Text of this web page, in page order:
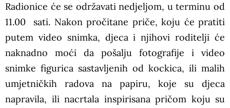
Radionice će se održavati nedjeljom, u terminu od
11.00 sati. Nakon pročitane priče, koju će pratiti
putem video snimka, djeca i njihovi roditelji će
naknadno moći da pošalju fotografije i video
snimke figurica sastavljenih od kockica, ili malih
umjetničkih radova na papiru, koje su djeca
napravila, ili nacrtala inspirisana pričom koju su